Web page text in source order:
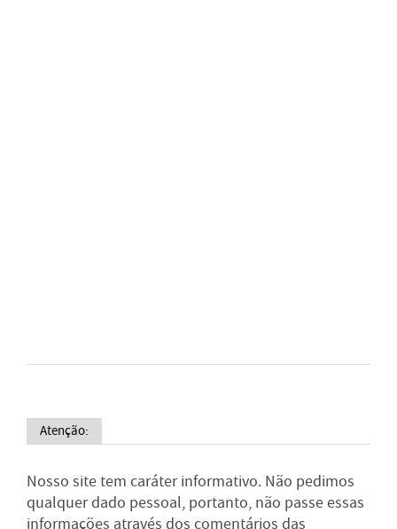
Atenção:
Nosso site tem caráter informativo. Não pedimos
qualquer dado pessoal, portanto, não passe essas
informações através dos comentários das